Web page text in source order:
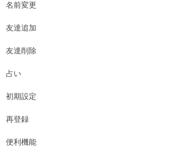
名前変更
友達追加
友達削除
占い
初期設定
再登録
便利機能